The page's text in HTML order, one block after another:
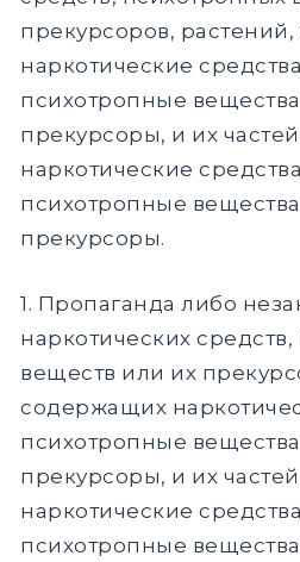
прекурсоров,
наркотические
психотропные
прекурсоры, и их
наркотические
психотропные
прекурсоры.
1. Пропаганда либо
наркотических
веществ или их
содержащих
психотропные
прекурсоры, и их
наркотические
психотропные